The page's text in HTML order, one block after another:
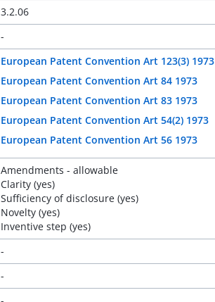
3.2.06
-
European Patent Convention Art 123(3) 1973
European Patent Convention Art 84 1973
European Patent Convention Art 83 1973
European Patent Convention Art 54(2) 1973
European Patent Convention Art 56 1973
Amendments - allowable
Clarity (yes)
Sufficiency of disclosure (yes)
Novelty (yes)
Inventive step (yes)
-
-